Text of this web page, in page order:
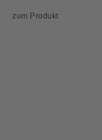
zum Produkt